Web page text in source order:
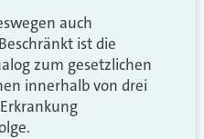
auch
ist die
zum gesetzlichen
innerhalb von drei